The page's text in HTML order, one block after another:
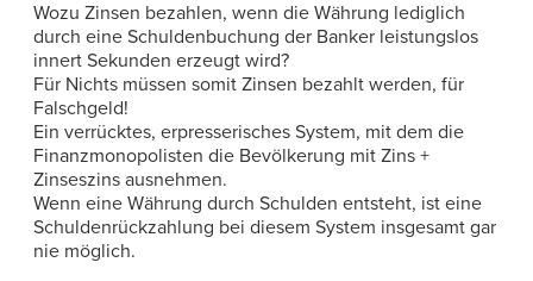
Wozu Zinsen bezahlen, wenn die Währung lediglich
durch eine Schuldenbuchung der Banker leistungslos
innert Sekunden erzeugt wird?
Für Nichts müssen somit Zinsen bezahlt werden, für
Falschgeld!
Ein verrücktes, erpresserisches System, mit dem die
Finanzmonopolisten die Bevölkerung mit Zins +
Zinseszins ausnehmen.
Wenn eine Währung durch Schulden entsteht, ist eine
Schuldenrückzahlung bei diesem System insgesamt gar
nie möglich.